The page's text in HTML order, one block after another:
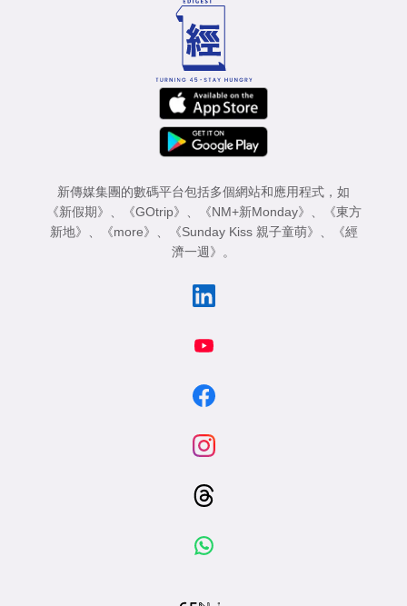
新傳媒集團的數碼平台包括多個網站和應用程式，如
《新假期》
《GOtrip》 《NM+新Monday》
《東方
新地》
《more》 《Sunday Kiss 親子童萌》
《經
濟一週》
。